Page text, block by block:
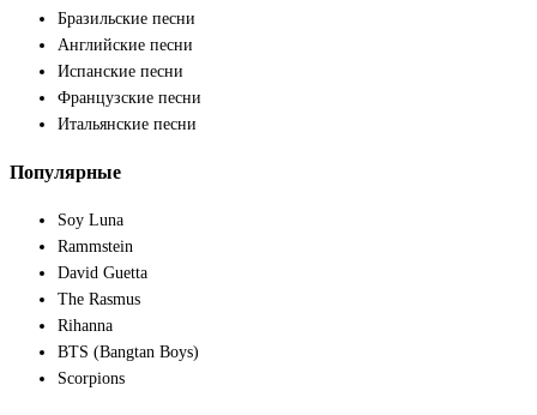
Бразильские песни
Английские песни
Испанские песни
Французские песни
Итальянские песни
Популярные
Soy Luna
Rammstein
David Guetta
The Rasmus
Rihanna
BTS (Bangtan Boys)
Scorpions